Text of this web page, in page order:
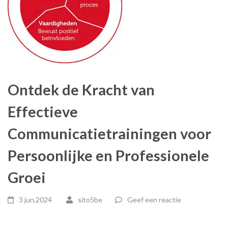
Ontdek de Kracht van
Effectieve
Communicatietrainingen voor
Persoonlijke en Professionele
Groei
3 jun,2024 sito5be Geef een reactie